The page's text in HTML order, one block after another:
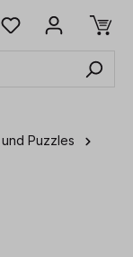
Puzzles